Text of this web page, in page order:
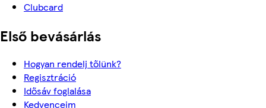
Clubcard
Első bevásárlás
Hogyan rendelj tőlünk?
Regisztráció
Idősáv foglalása
Kedvenceim